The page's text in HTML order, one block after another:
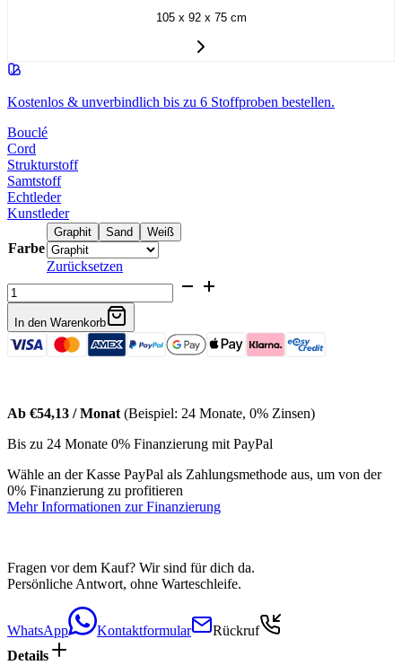
105 x 92 x 75 cm
Kostenlos & unverbindlich bis zu 6 Stoffproben bestellen.
Bouclé
Cord
Strukturstoff
Samtstoff
Echtleder
Kunstleder
Farbe
Graphit Sand Weiß
Zurücksetzen
Bouclé
Sessel
Elvira
Menge
In den Warenkorb
Ab €54,13 / Monat (Beispiel: 24 Monate, 0% Zinsen)
Bis zu 24 Monate 0% Finanzierung mit PayPal
Wähle an der Kasse PayPal als Zahlungsmethode aus, um von der
0% Finanzierung zu profitieren
Mehr Informationen zur Finanzierung
Fragen vor dem Kauf? Wir sind für dich da.
Persönliche Antwort, ohne Warteschleife.
WhatsApp Kontaktformular
Rückruf
Details